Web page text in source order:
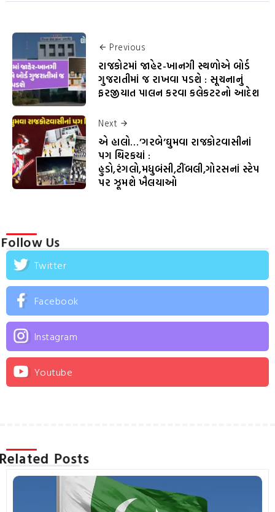
Previous
રાજકોટમાં જાહેર-ખાનગી સ્થળોએ બોર્ડ
ગુજરાતીમાં જ રાખવા પડશે : સૂચનાનું
ફરજીયાત પાલન કરવા કલેકટરનો આદેશ
Next
એ હાલો…’ગરબે’ઘુમવા રાજકોટવાસીનાં
પગ થિરકયાં :
હુડો,રંગલો,મધુબંસી,ટીંબલી,ગોરસનાં સ્ટેપ
પર ઝૂમશે ખૈલયાઓ
Follow Us
Twitter
Facebook
Instagram
Youtube
Related Posts